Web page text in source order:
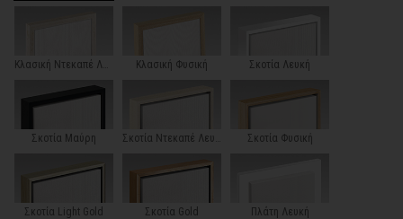
Κλασική Φυσική Σκοτία Λευκή
Σκοτία Μαύρη Σκοτία Φυσική
Σκοτία Light Gold Σκοτία Gold Πλάτη Λευκή